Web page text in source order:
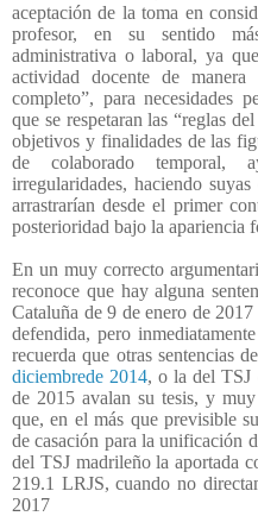
aceptación de la toma en
profesor, en su sentido
administrativa o laboral, ya
actividad docente de
completo”, para necesidades
que se respetaran las “reglas
objetivos y finalidades de las
de colaborado temporal,
irregularidades, haciendo
arrastrarían desde el primer
posterioridad bajo la apariencia
En un muy correcto
reconoce que hay alguna
Cataluña de 9 de enero de
defendida, pero
recuerda que otras sentencias de
diciembrede 2014, o la del TSJ
de 2015 avalan su tesis, y
que, en el más que previsible
de casación para la unificación
del TSJ madrileño la aportada
219.1 LRJS, cuando no
2017